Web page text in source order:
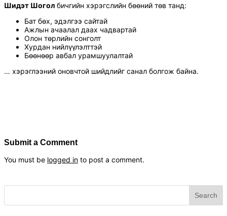
Шидэт Шогол бичгийн хэрэгслийн бөөний төв танд:
Бат бөх, эдэлгээ сайтай
Ажлын ачаалал даах чадвартай
Олон төрлийн сонголт
Хурдан нийлүүлэлттэй
Бөөнөөр авбал урамшуулалтай
… хэрэглээний оновчтой шийдлийг санал болгож байна.
Submit a Comment
You must be logged in to post a comment.
Search